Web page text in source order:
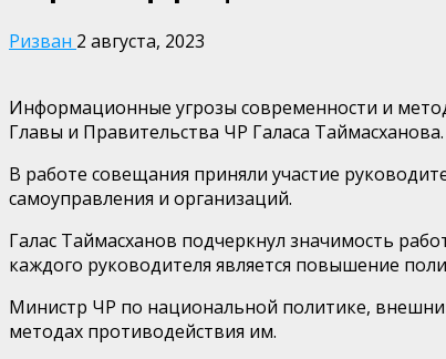
Ризван 2 августа, 2023
Информационные угрозы современности и
Главы и Правительства ЧР Галаса Таймасханова.
В работе совещания приняли участие
самоуправления и организаций.
Галас Таймасханов подчеркнул значимость
каждого руководителя является повышение
Министр ЧР по национальной политике,
методах противодействия им.